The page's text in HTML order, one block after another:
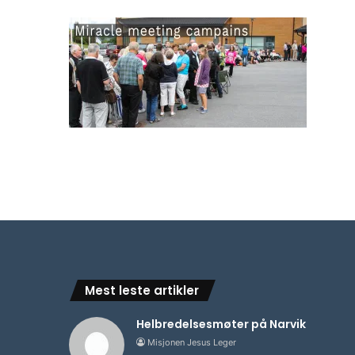
Mest leste artikler
Helbredelsesmøter på Narvik
Misjonen Jesus Leger